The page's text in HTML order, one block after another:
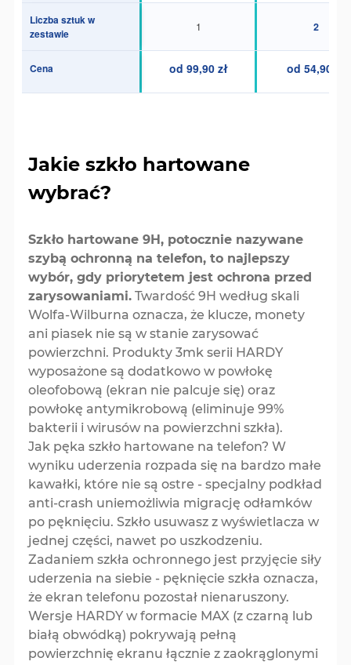
Liczba sztuk w
zestawie
1 2
Cena od 99,90 zł od 54,90 zł
Jakie szkło hartowane
wybrać?
Szkło hartowane 9H, potocznie nazywane
szybą ochronną na telefon, to najlepszy
wybór, gdy priorytetem jest ochrona przed
zarysowaniami. Twardość 9H według skali
Wolfa-Wilburna oznacza, że klucze, monety
ani piasek nie są w stanie zarysować
powierzchni. Produkty 3mk serii HARDY
wyposażone są dodatkowo w powłokę
oleofobową (ekran nie palcuje się) oraz
powłokę antymikrobową (eliminuje 99%
bakterii i wirusów na powierzchni szkła).
Jak pęka szkło hartowane na telefon? W
wyniku uderzenia rozpada się na bardzo małe
kawałki, które nie są ostre - specjalny podkład
anti-crash uniemożliwia migrację odłamków
po pęknięciu. Szkło usuwasz z wyświetlacza w
jednej części, nawet po uszkodzeniu.
Zadaniem szkła ochronnego jest przyjęcie siły
uderzenia na siebie - pęknięcie szkła oznacza,
że ekran telefonu pozostał nienaruszony.
Wersje HARDY w formacie MAX (z czarną lub
białą obwódką) pokrywają pełną
powierzchnię ekranu łącznie z zaokrąglonymi